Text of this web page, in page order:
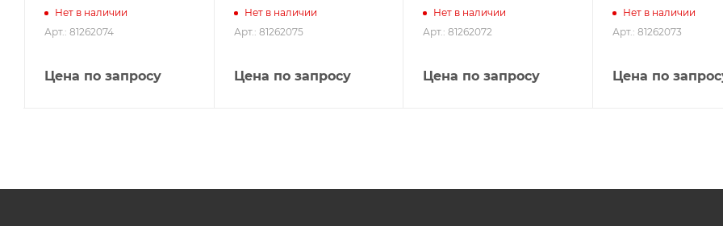
Нет в наличии
Арт.: 81262074
Цена по запросу
Нет в наличии
Арт.: 81262075
Цена по запросу
Нет в наличии
Арт.: 81262072
Цена по запросу
Нет в наличии
Арт.: 81262073
Цена по